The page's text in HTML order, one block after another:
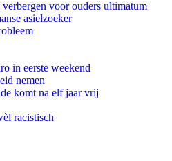
voor ouders ultimatum
asielzoeker
in eerste weekend
nemen
komt na elf jaar vrij
racistisch